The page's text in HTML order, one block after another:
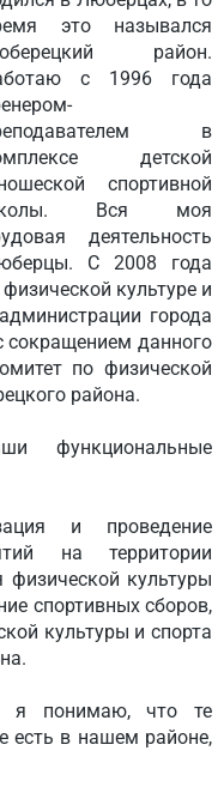
это назывался
район.
с 1996 года
в
детской
спортивной
Вся моя
деятельность
С 2008 года
культуре и
города
сокращением данного
по физической
района.
и проведение
на территории
культуры
спортивных сборов,
культуры и спорта
я понимаю, что те
есть в нашем районе,